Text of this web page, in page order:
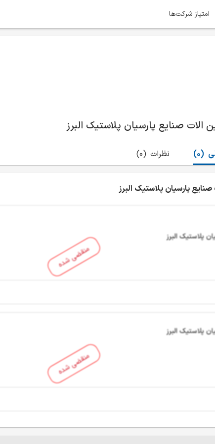
امتیاز شرکت‌ها
الات صنایع پارسیان پلاستیک البرز
(0)
(0) نظرات
پارسیان پلاستیک البرز
منقضی شده
پلاستیک البرز
منقضی شده
پلاستیک البرز